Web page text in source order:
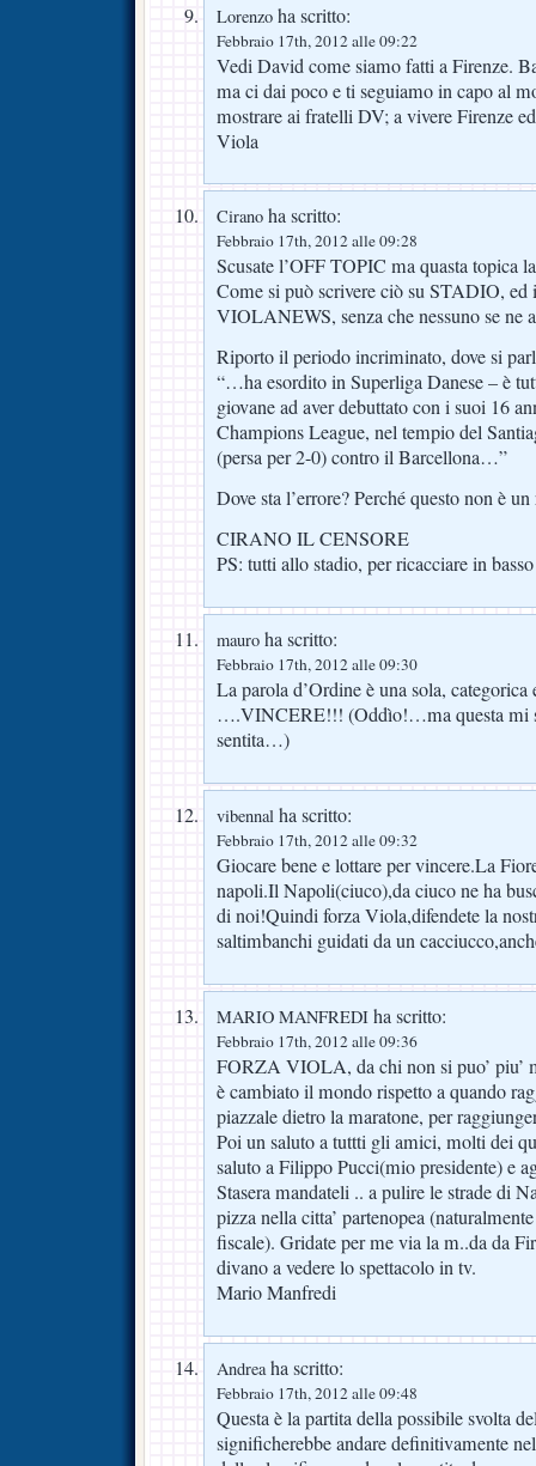
Lorenzo ha scritto:
Febbraio 17th, 2012 alle 09:22
Vedi David come siamo fatti a Firenze.
ma ci dai poco e ti seguiamo in capo al
mostrare ai fratelli DV; a vivere Firenze
Viola
Cirano ha scritto:
Febbraio 17th, 2012 alle 09:28
Scusate l’OFF TOPIC ma quasta topica
Come si può scrivere ciò su STADIO, ed
VIOLANEWS, senza che nessuno se ne
Riporto il periodo incriminato, dove si
“…ha esordito in Superliga Danese – è
giovane ad aver debuttato con i suoi 16
Champions League, nel tempio del
(persa per 2-0) contro il Barcellona…”
Dove sta l’errore? Perché questo non è
CIRANO IL CENSORE
PS: tutti allo stadio, per ricacciare in
mauro ha scritto:
Febbraio 17th, 2012 alle 09:30
La parola d’Ordine è una sola,
….VINCERE!!! (Oddìo!…ma questa mi
sentita…)
vibennal ha scritto:
Febbraio 17th, 2012 alle 09:32
Giocare bene e lottare per vincere.La
napoli.Il Napoli(ciuco),da ciuco ne ha
di noi!Quindi forza Viola,difendete la
saltimbanchi guidati da un
MARIO MANFREDI ha scritto:
Febbraio 17th, 2012 alle 09:36
FORZA VIOLA, da chi non si puo’ piu’
è cambiato il mondo rispetto a quando
piazzale dietro la maratone, per
Poi un saluto a tuttti gli amici, molti dei
saluto a Filippo Pucci(mio presidente) e
Stasera mandateli .. a pulire le strade di
pizza nella citta’ partenopea
fiscale). Gridate per me via la m..da da
divano a vedere lo spettacolo in tv.
Mario Manfredi
Andreaha scritto:
Febbraio 17th, 2012 alle 09:48
Questa è la partita della possibile svolta
significherebbe andare definitivamente